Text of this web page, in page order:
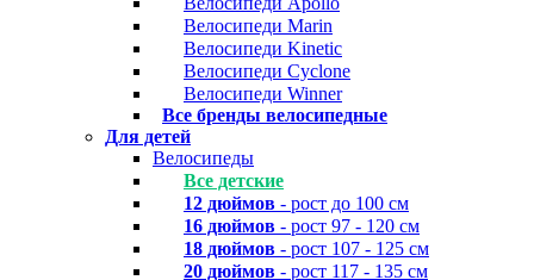
Велосипеди Marin
Велосипеди Kinetic
Велосипеди Cyclone
Велосипеди Winner
Все бренды велосипедные
Для детей
Велосипеды
Все детские
12 дюймов - рост до 100 см
16 дюймов - рост 97 - 120 см
18 дюймов - рост 107 - 125 см
20 дюймов - рост 117 - 135 см